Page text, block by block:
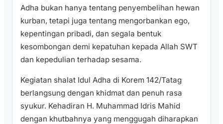
Adha bukan hanya tentang penyembelihan hewan
kurban, tetapi juga tentang mengorbankan ego,
kepentingan pribadi, dan segala bentuk
kesombongan demi kepatuhan kepada Allah SWT
dan kepedulian terhadap sesama.
Kegiatan shalat Idul Adha di Korem 142/Tatag
berlangsung dengan khidmat dan penuh rasa
syukur. Kehadiran H. Muhammad Idris Mahid
dengan khutbahnya yang menggugah diharapkan